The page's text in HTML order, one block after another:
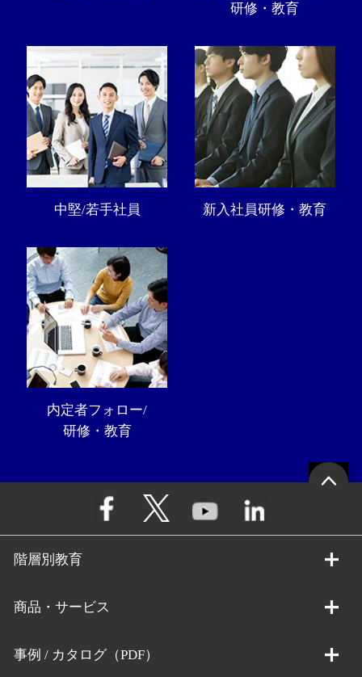
研修・教育
中堅/若手社員 新入社員研修・教育
内定者フォロー/
研修・教育
階層別教育
商品・サービス
事例 / カタログ（PDF）